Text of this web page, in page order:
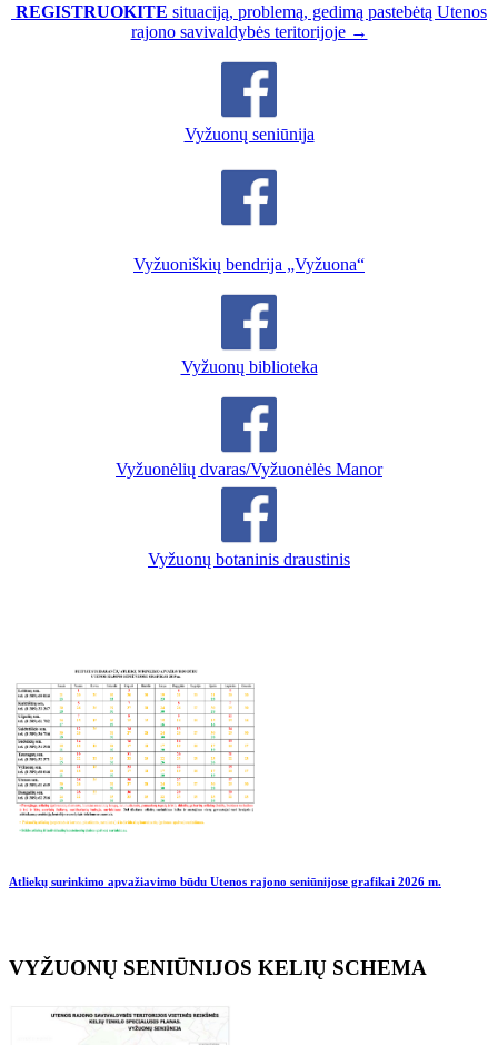
REGISTRUOKITE situaciją, problemą, gedimą pastebėtą Utenos
rajono savivaldybės teritorijoje →
Vyžuonų seniūnija
Vyžuoniškių bendrija „Vyžuona“
Vyžuonų biblioteka
Vyžuonėlių dvaras/Vyžuonėlės Manor
Vyžuonų botaninis draustinis
Atliekų surinkimo apvažiavimo būdu Utenos rajono seniūnijose grafikai 2026 m.
VYŽUONŲ SENIŪNIJOS KELIŲ SCHEMA